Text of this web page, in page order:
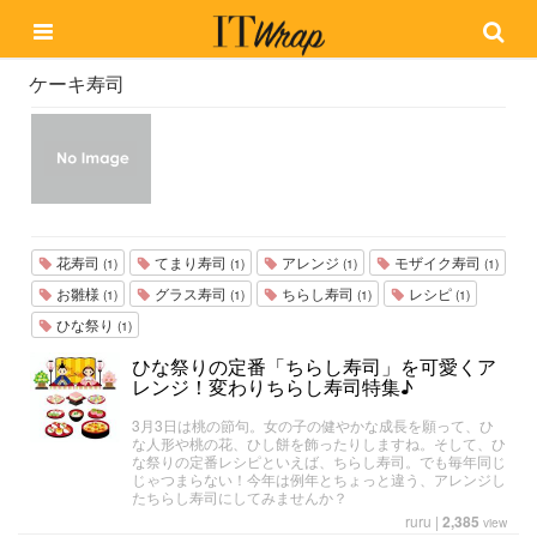
ケーキ寿司
花寿司 (1) てまり寿司 (1) アレンジ (1) モザイク寿司 (1)
お雛様 (1) グラス寿司 (1) ちらし寿司 (1) レシピ (1)
ひな祭り (1)
ひな祭りの定番「ちらし寿司」を可愛くア
レンジ！変わりちらし寿司特集♪
3月3日は桃の節句。女の子の健やかな成長を願って、ひ
な人形や桃の花、ひし餅を飾ったりしますね。そして、ひ
な祭りの定番レシピといえば、ちらし寿司。でも毎年同じ
じゃつまらない！今年は例年とちょっと違う、アレンジし
たちらし寿司にしてみませんか？
ruru | 2,385 view